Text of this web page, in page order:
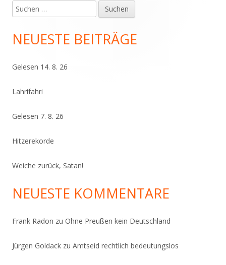
Haupt-
Seitenleiste
Suchen
nach:
NEUESTE BEITRÄGE
Gelesen 14. 8. 26
Lahrifahri
Gelesen 7. 8. 26
Hitzerekorde
Weiche zurück, Satan!
NEUESTE KOMMENTARE
Frank Radon zu Ohne Preußen kein Deutschland
Jürgen Goldack zu Amtseid rechtlich bedeutungslos